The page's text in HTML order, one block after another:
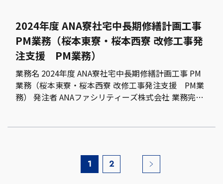
2024年度 ANA寮社宅中長期修繕計画工事
PM業務（桜本東寮・桜本西寮 改修工事発
注支援 PM業務）
業務名 2024年度 ANA寮社宅中長期修繕計画工事 PM
業務（桜本東寮・桜本西寮 改修工事発注支援 PM業
務） 発注者 ANAファシリティーズ株式会社 業務完…
1 2